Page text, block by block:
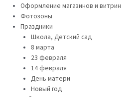
Оформление магазинов и витрин
Фотозоны
Праздники
Школа, Детский сад
8 марта
23 февраля
14 февраля
День матери
Новый год